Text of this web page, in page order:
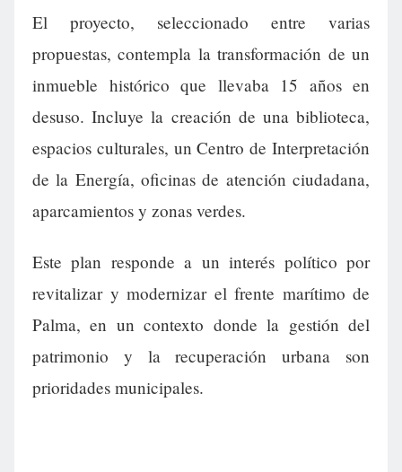
El proyecto, seleccionado entre varias
propuestas, contempla la transformación de un
inmueble histórico que llevaba 15 años en
desuso. Incluye la creación de una biblioteca,
espacios culturales, un Centro de Interpretación
de la Energía, oficinas de atención ciudadana,
aparcamientos y zonas verdes.
Este plan responde a un interés político por
revitalizar y modernizar el frente marítimo de
Palma, en un contexto donde la gestión del
patrimonio y la recuperación urbana son
prioridades municipales.